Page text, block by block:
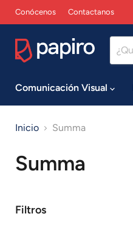
Conócenos Contactanos
Comunicación Visual
Inicio Summa
Summa
Filtros